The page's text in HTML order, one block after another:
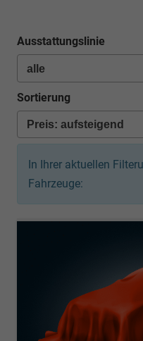
Ausstattungslinie
Sortierung
In Ihrer aktuellen
Fahrzeuge: